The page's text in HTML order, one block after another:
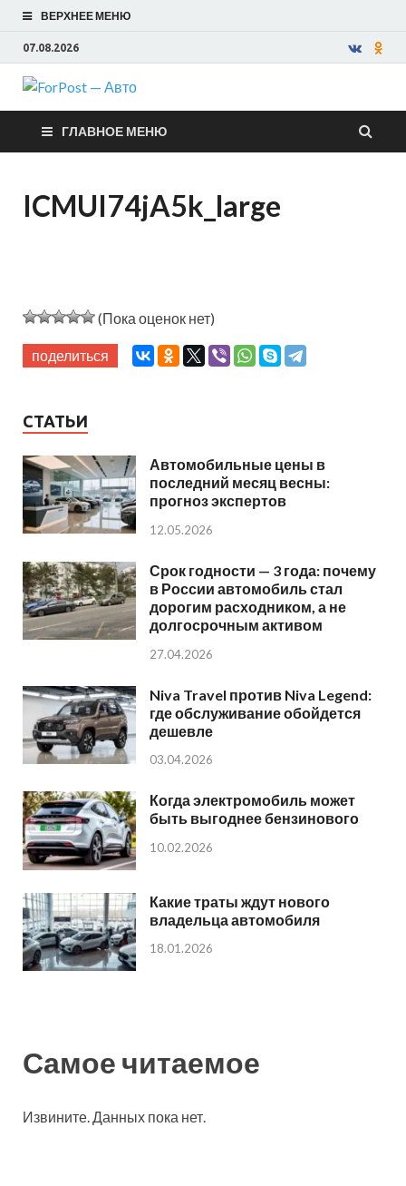
ВЕРХНЕЕ МЕНЮ
07.08.2026
ForPost —
Авто
ГЛАВНОЕ МЕНЮ
ICMUI74jA5k_large
(Пока оценок нет)
поделиться
СТАТЬИ
Автомобильные цены в
последний месяц весны:
прогноз экспертов
12.05.2026
Срок годности — 3 года: почему
в России автомобиль стал
дорогим расходником, а не
долгосрочным активом
27.04.2026
Niva Travel против Niva Legend:
где обслуживание обойдется
дешевле
03.04.2026
Когда электромобиль может
быть выгоднее бензинового
10.02.2026
Какие траты ждут нового
владельца автомобиля
18.01.2026
Самое читаемое
Извините. Данных пока нет.